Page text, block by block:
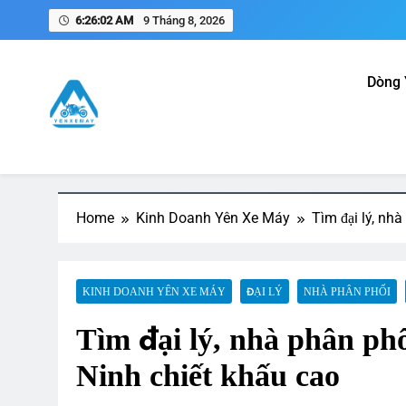
6:26:03 AM 9 Tháng 8, 2026
Dòng
Home Kinh Doanh Yên Xe Máy Tìm đại lý,
KINH DOANH YÊN XE MÁY ĐẠI LÝ NHÀ PHÂN PHỐI
Tìm đại lý, nhà phân
Ninh chiết khấu cao